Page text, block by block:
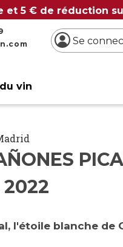
5 € de réduction
Se
vin
2022
l'étoile blanche de